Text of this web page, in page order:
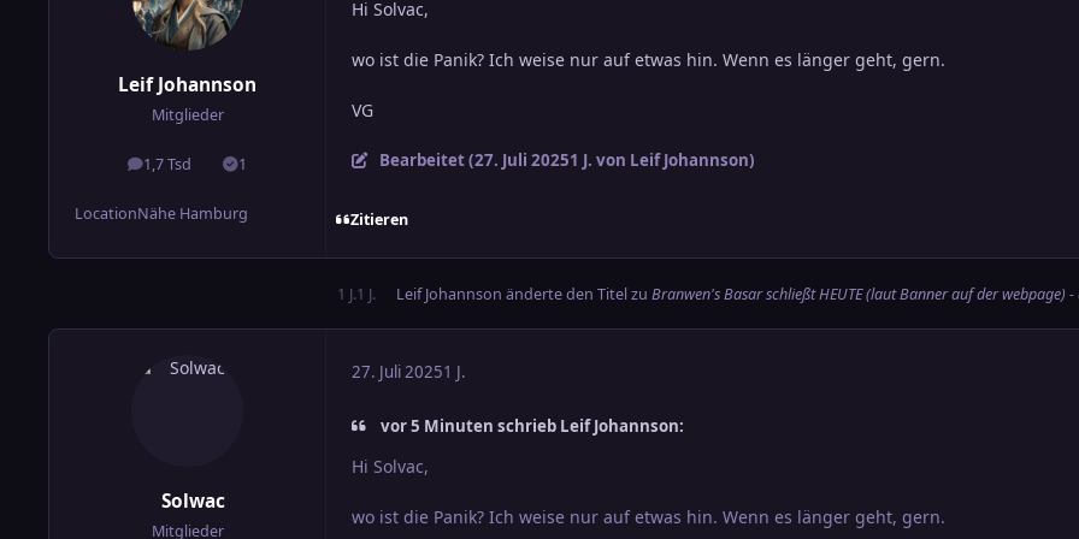
Leif Johannson
Mitglieder
1,7 Tsd
Beiträge 1
Lösungen
LocationNähe Hamburg
Hi Solvac,
wo ist die Panik? Ich weise nur auf etwas hin. Wenn es länger geht, gern.
VG
Bearbeitet (27. Juli 20251 J. von Leif Johannson)
Zitieren
1 J.1 J. Leif Johannson änderte den Titel zu Branwen's Basar schließt HEUTE (laut Banner auf der webpage)
Solwac
Mitglieder
27. Juli 20251 J.
vor 5 Minuten schrieb Leif Johannson:
Hi Solvac,
wo ist die Panik? Ich weise nur auf etwas hin. Wenn es länger geht, gern.